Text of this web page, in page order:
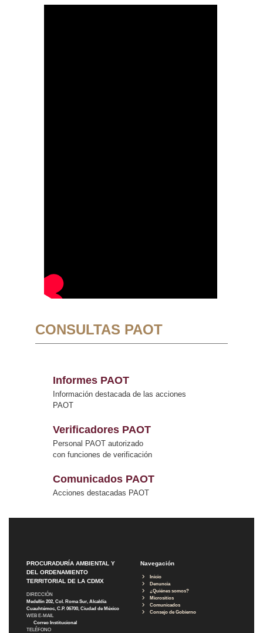
CONSULTAS PAOT
Informes PAOT
Información destacada de las acciones
PAOT
Verificadores PAOT
Personal PAOT autorizado
con funciones de verificación
Comunicados PAOT
Acciones destacadas PAOT
PROCURADURÍA AMBIENTAL Y
DEL ORDENAMIENTO
TERRITORIAL DE LA CDMX
DIRECCIÓN
Medellín 202, Col. Roma Sur, Alcaldía
Cuauhtémoc, C.P. 06700, Ciudad de México
WEB E-MAIL
Correo Institucional
TELÉFONO
Navegación
Inicio
Denuncia
¿Quiénes somos?
Micrositios
Comunicados
Consejo de Gobierno